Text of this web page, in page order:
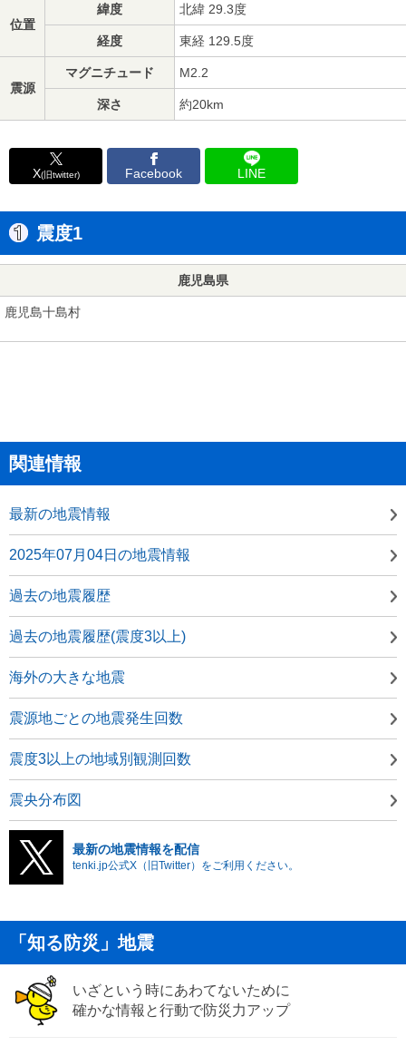
位置
緯度 北緯 29.3度
経度 東経 129.5度
震源
マグニチュード M2.2
深さ 約20km
X(旧twitter) Facebook LINE
震度1
鹿児島県
鹿児島十島村
関連情報
最新の地震情報
2025年07月04日の地震情報
過去の地震履歴
過去の地震履歴(震度3以上)
海外の大きな地震
震源地ごとの地震発生回数
震度3以上の地域別観測回数
震央分布図
最新の地震情報を配信
tenki.jp公式X（旧Twitter）をご利用ください。
「知る防災」地震
いざという時にあわてないために
確かな情報と行動で防災力アップ